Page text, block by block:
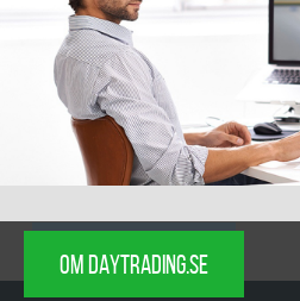
OM DAYTRADING.SE